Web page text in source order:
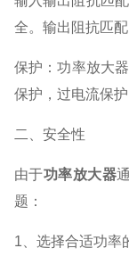
全。输出阻抗匹
保护：功率放大
保护，过电流保
二、安全性
由于功率放大器
题：
1、选择合适功率